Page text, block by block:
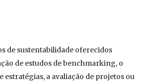
de sustentabilidade oferecidos
de estudos de benchmarking, o
estratégias, a avaliação de projetos ou